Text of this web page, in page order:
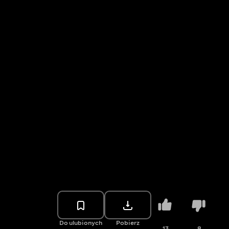
Do ulubionych Pobierz